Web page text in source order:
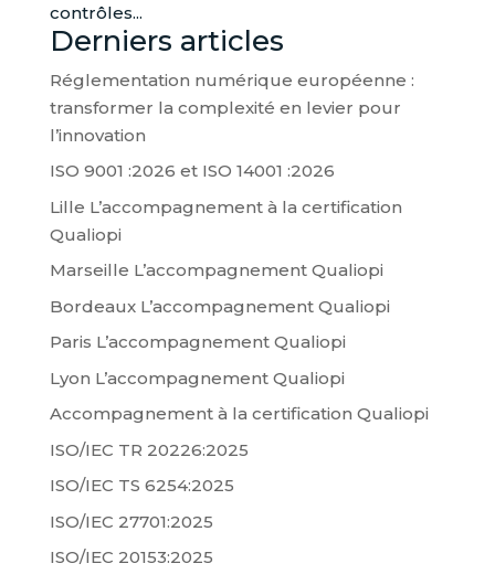
contrôles...
Derniers articles
Réglementation numérique européenne :
transformer la complexité en levier pour
l’innovation
ISO 9001 :2026 et ISO 14001 :2026
Lille L’accompagnement à la certification
Qualiopi
Marseille L’accompagnement Qualiopi
Bordeaux L’accompagnement Qualiopi
Paris L’accompagnement Qualiopi
Lyon L’accompagnement Qualiopi
Accompagnement à la certification Qualiopi
ISO/IEC TR 20226:2025
ISO/IEC TS 6254:2025
ISO/IEC 27701:2025
ISO/IEC 20153:2025